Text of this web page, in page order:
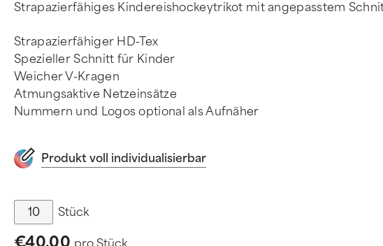
Strapazierfähiges Kindereishockeytrikot mit angepasstem
Strapazierfähiger HD-Tex
Spezieller Schnitt für Kinder
Weicher V-Kragen
Atmungsaktive Netzeinsätze
Nummern und Logos optional als Aufnäher
Produkt voll individualisierbar
Stück
€40.00